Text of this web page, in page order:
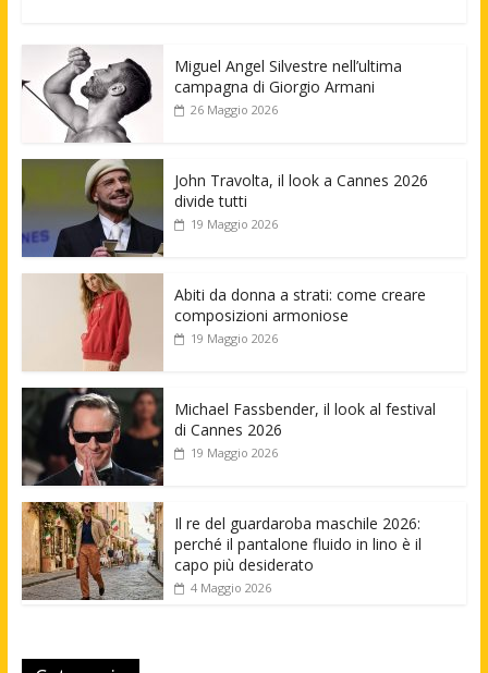
Miguel Angel Silvestre nell’ultima
campagna di Giorgio Armani
26 Maggio 2026
John Travolta, il look a Cannes 2026
divide tutti
19 Maggio 2026
Abiti da donna a strati: come creare
composizioni armoniose
19 Maggio 2026
Michael Fassbender, il look al festival
di Cannes 2026
19 Maggio 2026
Il re del guardaroba maschile 2026:
perché il pantalone fluido in lino è il
capo più desiderato
4 Maggio 2026